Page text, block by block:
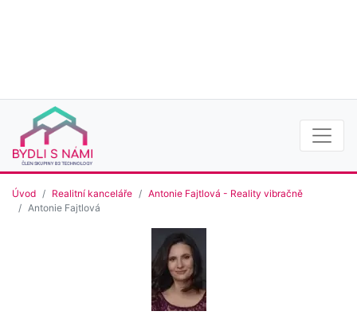
Úvod Realitní kanceláře
Antonie Fajtlová - Reality vibračně
Antonie Fajtlová